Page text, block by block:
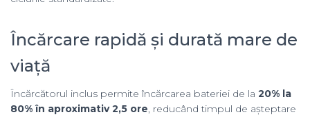
Încărcare rapidă și durată mare de
viață
Încărcătorul inclus permite încărcarea bateriei de la 20% la
80% în aproximativ 2,5 ore, reducând timpul de așteptare